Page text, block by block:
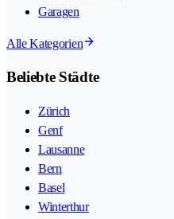
Garagen
Alle Kategorien
Beliebte Städte
Zürich
Genf
Lausanne
Bern
Basel
Winterthur